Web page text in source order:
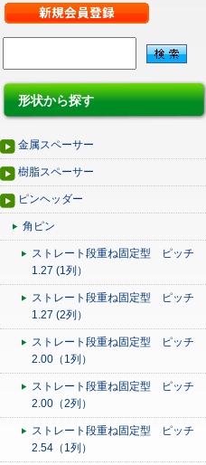
形状から探す
金属スペーサー
樹脂スペーサー
ピンヘッダー
角ピン
ストレート段重ね固定型 ピッチ
1.27 (1列）
ストレート段重ね固定型 ピッチ
1.27 (2列）
ストレート段重ね固定型 ピッチ
2.00（1列）
ストレート段重ね固定型 ピッチ
2.00（2列）
ストレート段重ね固定型 ピッチ
2.54（1列）